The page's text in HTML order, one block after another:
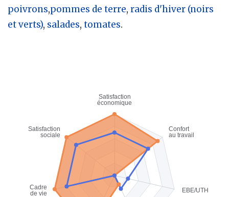
poivrons,pommes de terre, radis d'hiver (noirs
et verts), salades, tomates.